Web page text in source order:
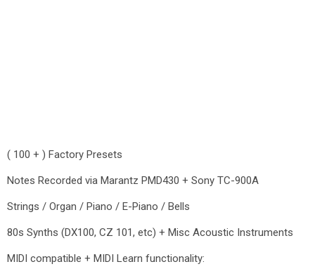
( 100 + ) Factory Presets
Notes Recorded via Marantz PMD430 + Sony TC-900A
Strings / Organ / Piano / E-Piano / Bells
80s Synths (DX100, CZ 101, etc) + Misc Acoustic Instruments
MIDI compatible + MIDI Learn functionality: